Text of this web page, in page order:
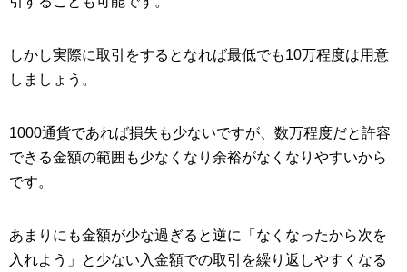
しかし実際に取引をするとなれば最低でも10万程度は用意
しましょう。
1000通貨であれば損失も少ないですが、数万程度だと許容
できる金額の範囲も少なくなり余裕がなくなりやすいから
です。
あまりにも金額が少な過ぎると逆に「なくなったから次を
入れよう」と少ない入金額での取引を繰り返しやすくなる